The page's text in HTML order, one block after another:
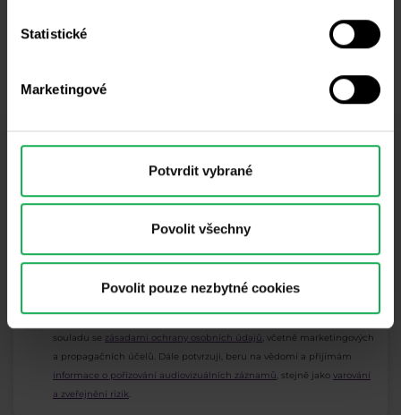
Statistické
Marketingové
Potvrdit vybrané
Povolit všechny
Povolit pouze nezbytné cookies
Odběr newsletteru
Co nového v Purple Trading, Market Shot,
podpultovky, tržní analýzy a články...
* Beru na vědomí a přijímám, že mé osobní údaje budou zpracovány v
souladu se zásadami ochrany osobních údajů , včetně marketingových
a propagačních účelů. Dále potvrzuji, beru na vědomí a přijímám
informace o pořizování audiovizuálních záznamů, stejně jako varování
a zveřejnění rizik.